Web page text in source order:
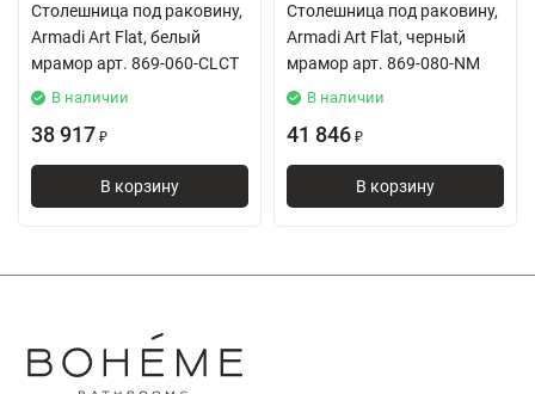
Столешница под раковину,
Armadi Art Flat, белый
мрамор арт. 869-060-CLCT
В наличии
38 917 ₽
В корзину
Столешница под раковину,
Armadi Art Flat, черный
мрамор арт. 869-080-NM
В наличии
41 846 ₽
В корзину